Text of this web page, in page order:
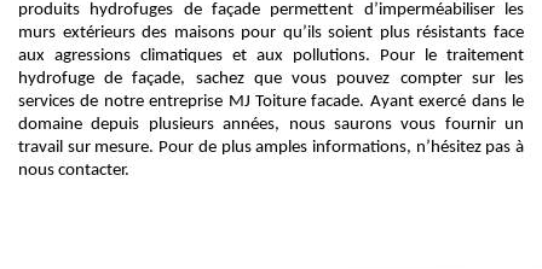
produits hydrofuges de façade permettent d’imperméabiliser les
murs extérieurs des maisons pour qu’ils soient plus résistants face
aux agressions climatiques et aux pollutions. Pour le traitement
hydrofuge de façade, sachez que vous pouvez compter sur les
services de notre entreprise MJ Toiture facade. Ayant exercé dans le
domaine depuis plusieurs années, nous saurons vous fournir un
travail sur mesure. Pour de plus amples informations, n’hésitez pas à
nous contacter.